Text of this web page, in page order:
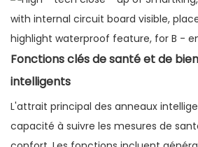
Fonctions clés de santé et de
intelligents
L'attrait principal des anneaux
capacité à suivre les mesures de